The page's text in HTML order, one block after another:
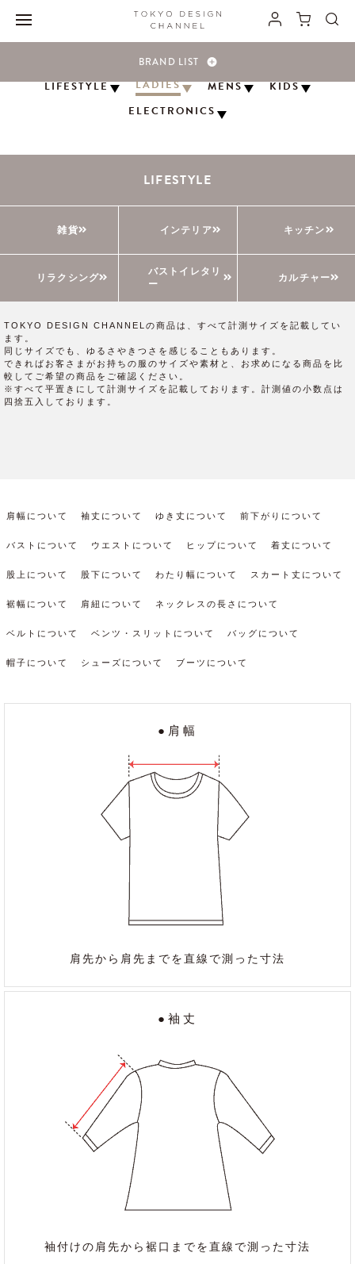
BRAND LIST
LIFESTYLE
LIFESTYLE
雑貨 インテリア キッチン
リラクシング
バストイレタリ
ー
カルチャー
LADIES MENS
KIDS
ELECTRONICS
採寸ガイド
DETAIL OF MEASURING
TOKYO DESIGN CHANNELの商品は、すべて計測サイズを記載してい
ます。
同じサイズでも、ゆるさやきつさを感じることもあります。
できればお客さまがお持ちの服のサイズや素材と、お求めになる商品を比
較してご希望の商品をご確認ください。
※すべて平置きにして計測サイズを記載しております。計測値の小数点は
四捨五入しております。
肩幅について 袖丈について ゆき丈について 前下がりについて
バストについて ウエストについて ヒップについて 着丈について
股上について 股下について わたり幅について スカート丈について
裾幅について 肩紐について ネックレスの長さについて
ベルトについて ベンツ・スリットについて バッグについて
帽子について シューズについて ブーツについて
●肩幅
肩先から肩先までを直線で測った寸法
●袖丈
袖付けの肩先から裾口までを直線で測った寸法